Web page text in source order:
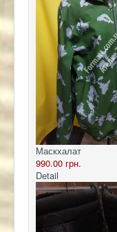
Маскхалат
990.00 грн.
Detail